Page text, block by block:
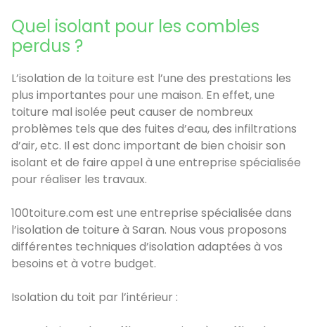
Quel isolant pour les combles
perdus ?
L’isolation de la toiture est l’une des prestations les
plus importantes pour une maison. En effet, une
toiture mal isolée peut causer de nombreux
problèmes tels que des fuites d’eau, des infiltrations
d’air, etc. Il est donc important de bien choisir son
isolant et de faire appel à une entreprise spécialisée
pour réaliser les travaux.
100toiture.com est une entreprise spécialisée dans
l’isolation de toiture à Saran. Nous vous proposons
différentes techniques d’isolation adaptées à vos
besoins et à votre budget.
Isolation du toit par l’intérieur :